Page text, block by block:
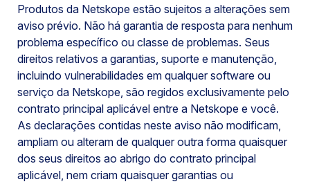
Produtos da Netskope estão sujeitos a alterações sem
aviso prévio. Não há garantia de resposta para nenhum
problema específico ou classe de problemas. Seus
direitos relativos a garantias, suporte e manutenção,
incluindo vulnerabilidades em qualquer software ou
serviço da Netskope, são regidos exclusivamente pelo
contrato principal aplicável entre a Netskope e você.
As declarações contidas neste aviso não modificam,
ampliam ou alteram de qualquer outra forma quaisquer
dos seus direitos ao abrigo do contrato principal
aplicável, nem criam quaisquer garantias ou